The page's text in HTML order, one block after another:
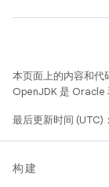
本页面上的内容和代
OpenJDK 是 Oracle
最后更新时间 (UTC)
构建